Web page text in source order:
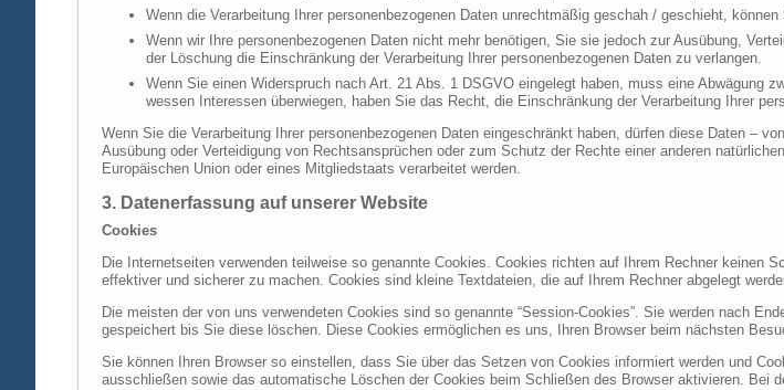
Wenn die Verarbeitung Ihrer personenbezogenen Daten unrechtmäßig geschah / geschieht,
Wenn wir Ihre personenbezogenen Daten nicht mehr benötigen, Sie sie jedoch zur Ausübung,
der Löschung die Einschränkung der Verarbeitung Ihrer personenbezogenen Daten zu verlangen.
Wenn Sie einen Widerspruch nach Art. 21 Abs. 1 DSGVO eingelegt haben, muss eine Abwägung
wessen Interessen überwiegen, haben Sie das Recht, die Einschränkung der Verarbeitung Ihrer
Wenn Sie die Verarbeitung Ihrer personenbezogenen Daten eingeschränkt haben, dürfen diese Daten –
Ausübung oder Verteidigung von Rechtsansprüchen oder zum Schutz der Rechte einer anderen
Europäischen Union oder eines Mitgliedstaats verarbeitet werden.
3. Datenerfassung auf unserer Website
Cookies
Die Internetseiten verwenden teilweise so genannte Cookies. Cookies richten auf Ihrem Rechner keinen
effektiver und sicherer zu machen. Cookies sind kleine Textdateien, die auf Ihrem Rechner abgelegt
Die meisten der von uns verwendeten Cookies sind so genannte “Session-Cookies”. Sie werden nach
gespeichert bis Sie diese löschen. Diese Cookies ermöglichen es uns, Ihren Browser beim nächsten
Sie können Ihren Browser so einstellen, dass Sie über das Setzen von Cookies informiert werden und
ausschließen sowie das automatische Löschen der Cookies beim Schließen des Browser aktivieren.